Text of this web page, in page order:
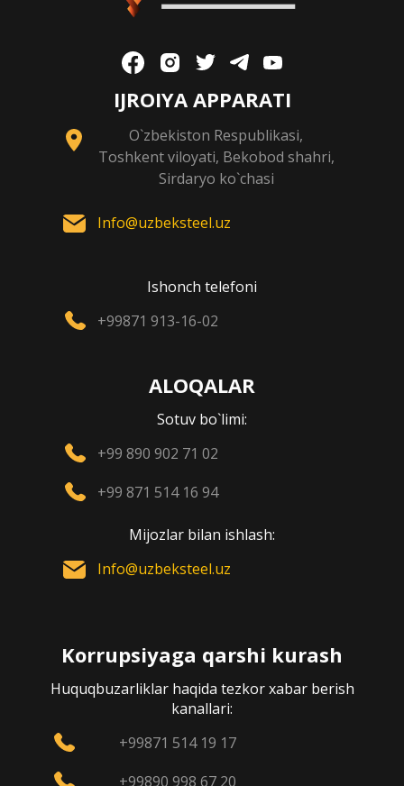
IJROIYA APPARATI
O`zbekiston Respublikasi,
Toshkent viloyati, Bekobod shahri,
Sirdaryo ko`chasi
Info@uzbeksteel.uz
Ishonch telefoni
+99871 913-16-02
ALOQALAR
Sotuv bo`limi:
+99 890 902 71 02
+99 871 514 16 94
Mijozlar bilan ishlash:
Info@uzbeksteel.uz
Korrupsiyaga qarshi kurash
Huquqbuzarliklar haqida tezkor xabar berish
kanallari:
+99871 514 19 17
+99890 998 67 20